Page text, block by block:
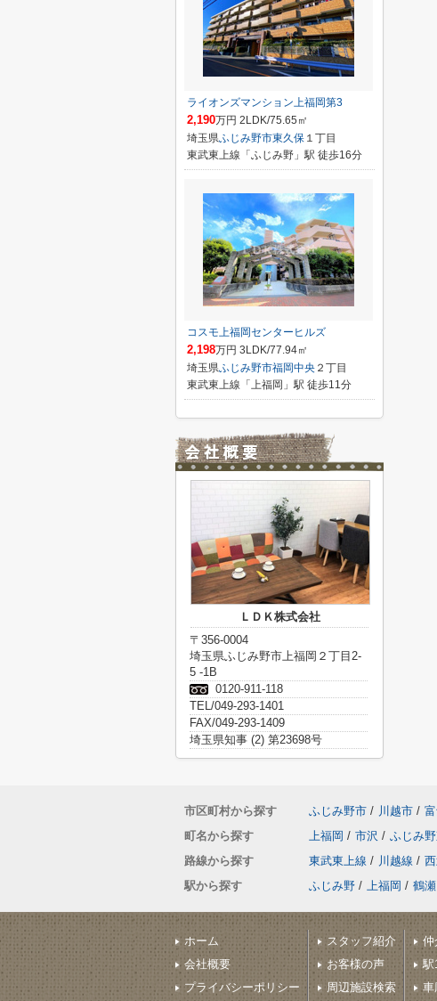
ライオンズマンション上福岡第3
2,190万円 2LDK/75.65㎡
埼玉県ふじみ野市東久保 １丁目
東武東上線「ふじみ野」駅 徒歩16分
コスモ上福岡センターヒルズ
2,198万円 3LDK/77.94㎡
埼玉県ふじみ野市福岡中央 ２丁目
東武東上線「上福岡」駅 徒歩11分
ＬＤＫ株式会社
〒356-0004
埼玉県ふじみ野市上福岡２丁目2-
5 -1B
0120-911-118
TEL/049-293-1401
FAX/049-293-1409
埼玉県知事 (2) 第23698号
市区町村から探す ふじみ野市 / 川越市 /
町名から探す
上福岡 / 市沢 / ふじみ
路線から探す
東武東上線 / 川越線 /
駅から探す
ふじみ野 / 上福岡 / 鶴瀬
ホーム
会社概要
プライバシーポリシー
スタッフ紹介
お客様の声
周辺施設検索
仲
駅
車